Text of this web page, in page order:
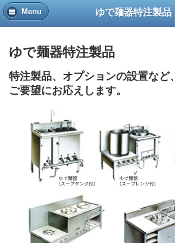
Menu ゆで麺器特注製品
ゆで麺器特注製品
特注製品、オプションの設置など
ご要望にお応えします。